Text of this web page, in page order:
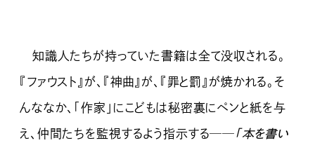
知識人たちが持っていた書籍は全て没収される。
『ファウスト』が、『神曲』が、『罪と罰』が焼かれる。そ
んななか、「作家」にこどもは秘密裏にペンと紙を与
え、仲間たちを監視するよう指示する──「本を書い